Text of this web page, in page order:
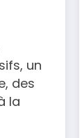
un
des
la